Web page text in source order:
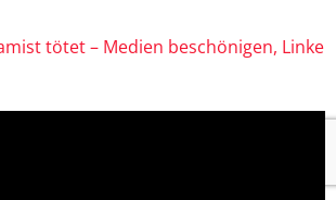
tötet – Medien beschönigen, Linke